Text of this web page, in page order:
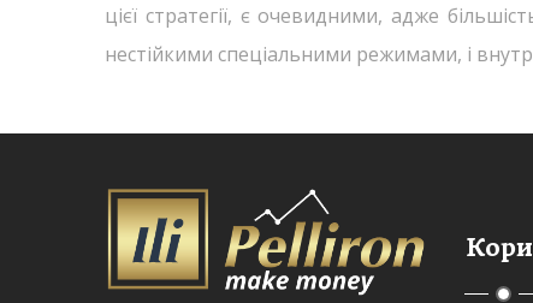
цієї стратегії, є очевидними, адже
нестійкими спеціальними режимами, і